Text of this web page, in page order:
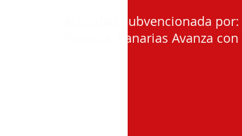
Actividad subvencionada
Proexca, Canarias Avanza